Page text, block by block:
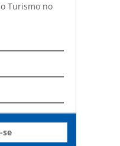
Turismo no
se